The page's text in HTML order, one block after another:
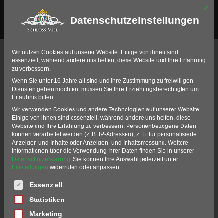
HIO-Schlägerfitting
Home Golfschule
Fitting Center
HIO-Schlägerfitting
Schläger zu lang? Arme zu
Mit
Datenschutzeinstellungen
Wir nutzen Cookies auf unserer Website. Einige von ihnen sind
essenziell, während andere uns helfen, diese Website und Ihre Erfahrung
zu verbessern.
Wenn Sie unter 16 Jahre alt sind und Ihre Zustimmung zu freiwilligen
Diensten geben möchten, müssen Sie Ihre Erziehungsberechtigten um
Erlaubnis bitten.
Wir verwenden Cookies und andere Technologien auf unserer Website.
Einige von ihnen sind essenziell, während andere uns helfen, diese
Website und Ihre Erfahrung zu verbessern. Personenbezogene Daten
können verarbeitet werden (z. B. IP-Adressen), z. B. für personalisierte
Anzeigen und Inhalte oder Anzeigen- und Inhaltsmessung. Weitere
Informationen über die Verwendung Ihrer Daten finden Sie in unserer
Datenschutzerklärung. Sie können Ihre Auswahl jederzeit unter
Einstellungen widerrufen oder anpassen.
Es folgt eine Liste der Service-Gruppen, für die eine
Essenziell
Statistiken
Marketing